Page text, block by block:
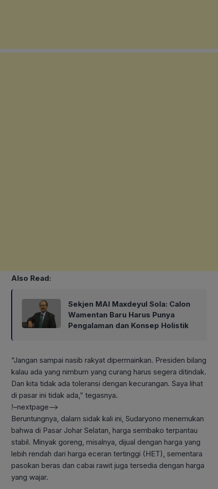
Also Read:
Sekjen MAI Maxdeyul Sola: Calon
Wamentan Baru Harus Punya
Pengalaman dan Konsep Holistik
“Jangan sampai nasib rakyat dipermainkan. Presiden bilang
kalau ada yang nimbum yang curang harus segera ditindak.
Dan kita tidak ada toleransi dengan kecurangan. Saya lihat
di pasar ini tidak ada,” tegasnya.
!–nextpage–>
Beruntungnya, dalam sidak kali ini, Sudaryono menemukan
bahwa di Pasar Johar Selatan, harga sembako terpantau
stabil. Minyak goreng, misalnya, dijual dengan harga yang
lebih rendah dari harga eceran tertinggi (HET), sementara
pasokan beras dan cabai rawit juga tersedia dengan harga
yang wajar.